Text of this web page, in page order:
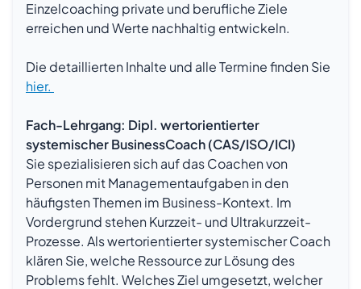
Einzelcoaching private und berufliche Ziele
erreichen und Werte nachhaltig entwickeln.
Die detaillierten Inhalte und alle Termine finden Sie
hier.
Fach-Lehrgang: Dipl. wertorientierter
systemischer BusinessCoach (CAS/ISO/ICI)
Sie spezialisieren sich auf das Coachen von
Personen mit Managementaufgaben in den
häufigsten Themen im Business-Kontext. Im
Vordergrund stehen Kurzzeit- und Ultrakurzzeit-
Prozesse. Als wertorientierter systemischer Coach
klären Sie, welche Ressource zur Lösung des
Problems fehlt. Welches Ziel umgesetzt, welcher